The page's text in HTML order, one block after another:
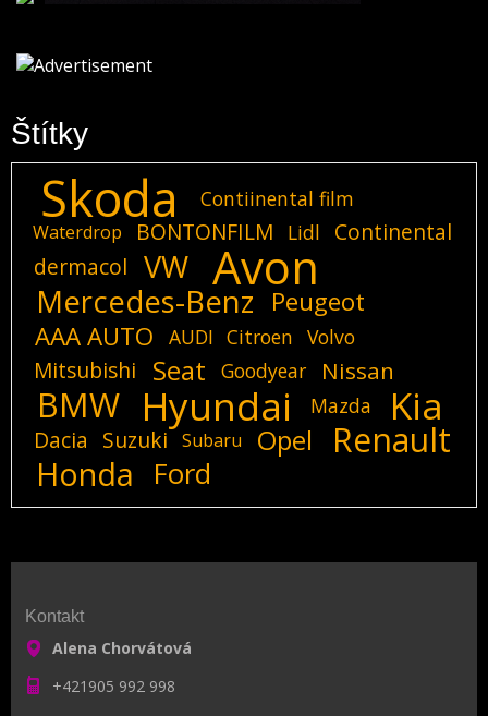
Štítky
Skoda Contiinental film
Waterdrop BONTONFILM Lidl
Continental
dermacol
VW Avon
Mercedes-Benz
Peugeot
AAA AUTO
AUDI Citroen Volvo
Mitsubishi Seat Goodyear Nissan
BMW Hyundai Mazda Kia
Dacia Suzuki Subaru Opel Renault
Honda Ford
Kontakt
Alena Chorvátová
+421905 992 998